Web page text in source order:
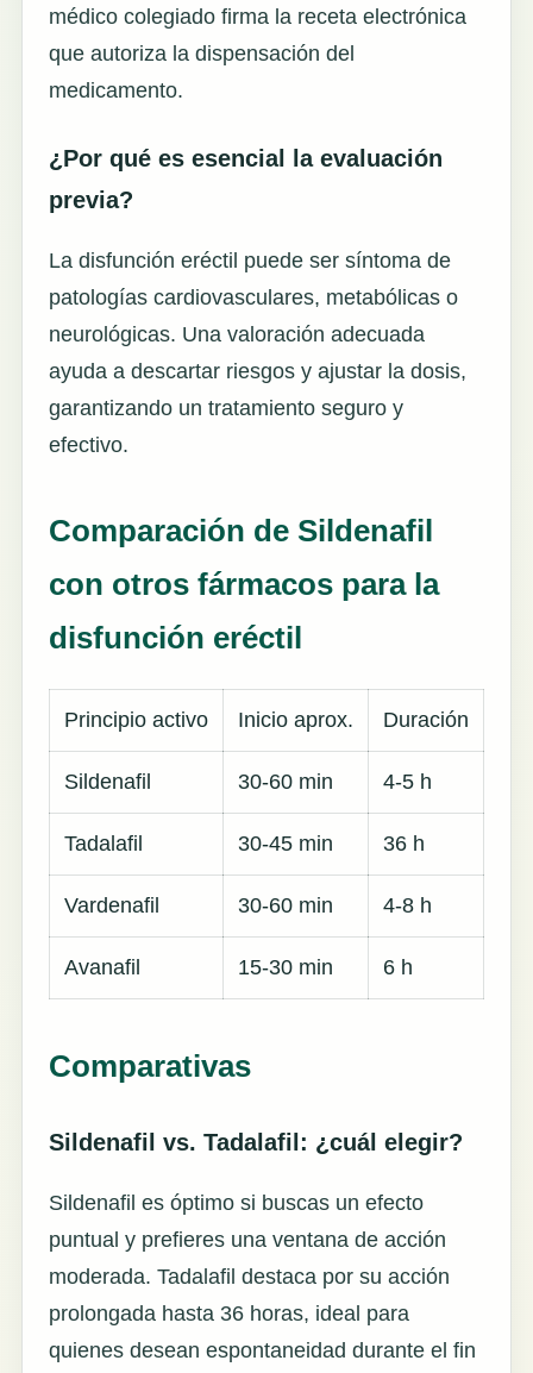
médico colegiado firma la receta electrónica
que autoriza la dispensación del
medicamento.
¿Por qué es esencial la evaluación
previa?
La disfunción eréctil puede ser síntoma de
patologías cardiovasculares, metabólicas o
neurológicas. Una valoración adecuada
ayuda a descartar riesgos y ajustar la dosis,
garantizando un tratamiento seguro y
efectivo.
Comparación de Sildenafil
con otros fármacos para la
disfunción eréctil
Principio activo Inicio aprox. Duración
Sildenafil 30-60 min 4-5 h
Tadalafil 30-45 min 36 h
Vardenafil 30-60 min 4-8 h
Avanafil 15-30 min 6 h
Comparativas
Sildenafil vs. Tadalafil: ¿cuál elegir?
Sildenafil es óptimo si buscas un efecto
puntual y prefieres una ventana de acción
moderada. Tadalafil destaca por su acción
prolongada hasta 36 horas, ideal para
quienes desean espontaneidad durante el fin